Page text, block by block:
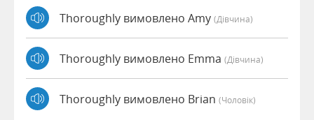
Thoroughly вимовлено Amy (дівчина)
Thoroughly вимовлено Emma (дівчина)
Thoroughly вимовлено Brian (чоловік)